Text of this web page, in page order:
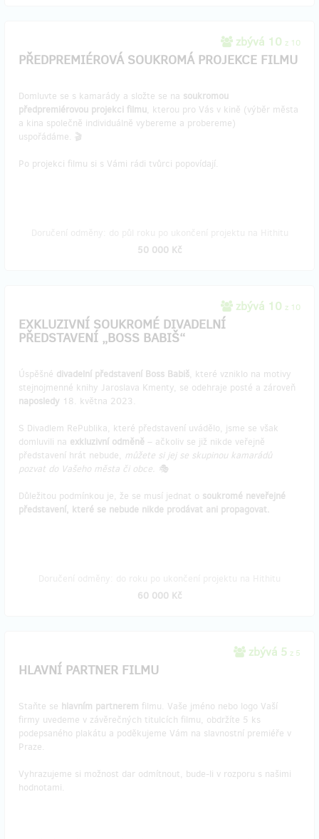
zbývá 10 z 10
PŘEDPREMIÉROVÁ SOUKROMÁ PROJEKCE FILMU
Domluvte se s kamarády a složte se na soukromou
předpremiérovou projekci filmu, kterou pro Vás v kině (výběr města
a kina společně individuálně vybereme a probereme)
uspořádáme. 🎬
Po projekci filmu si s Vámi rádi tvůrci popovídají.
50 000 Kč
zbývá 10 z 10
EXKLUZIVNÍ SOUKROMÉ DIVADELNÍ
PŘEDSTAVENÍ „BOSS BABIŠ“
Úspěšné divadelní představení Boss Babiš, které vzniklo na motivy
stejnojmenné knihy Jaroslava Kmenty, se odehraje posté a zároveň
naposledy 18. května 2023.
S Divadlem RePublika, které představení uvádělo, jsme se však
domluvili na exkluzivní odměně – ačkoliv se již nikde veřejně
představení hrát nebude, můžete si jej se skupinou kamarádů
pozvat do Vašeho města či obce. 🎭
Důležitou podmínkou je, že se musí jednat o soukromé neveřejné
představení, které se nebude nikde prodávat ani propagovat.
60 000 Kč
zbývá 5 z 5
HLAVNÍ PARTNER FILMU
Staňte se hlavním partnerem filmu. Vaše jméno nebo logo Vaší
firmy uvedeme v závěrečných titulcích filmu, obdržíte 5 ks
podepsaného plakátu a poděkujeme Vám na slavnostní premiéře v
Praze.
Vyhrazujeme si možnost dar odmítnout, bude-li v rozporu s našimi
hodnotami.